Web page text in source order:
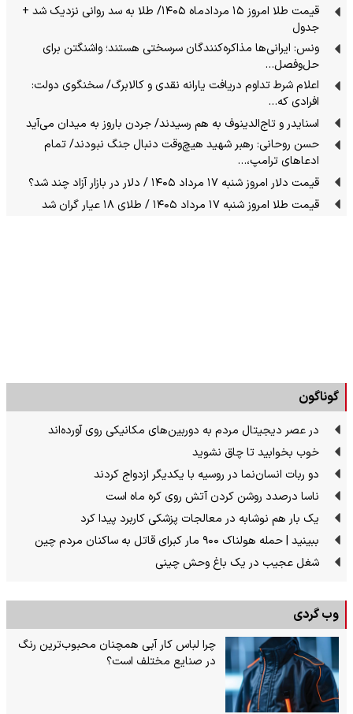
قیمت طلا امروز ۱۵ مردادماه ۱۴۰۵/ طلا به سد روانی نزدیک شد +
جدول
ونس: ایرانی‌ها مذاکره‌کنندگان سرسختی هستند؛ واشنگتن برای
حل‌وفصل…
اعلام شرط تداوم دریافت یارانه نقدی و کالابرگ/ سخنگوی دولت:
افرادی که…
اسنایدر و تاج‌الدینوف به هم رسیدند/ جردن باروز به میدان می‌آید
حسن روحانی: رهبر شهید هیچ‌وقت دنبال جنگ نبودند/ تمام
ادعاهای ترامپ،…
قیمت دلار امروز شنبه ۱۷ مرداد ۱۴۰۵ / دلار در بازار آزاد چند شد؟
قیمت طلا امروز شنبه ۱۷ مرداد ۱۴۰۵ / طلای ۱۸ عیار گران شد
گوناگون
در عصر دیجیتال مردم به دوربین‌های مکانیکی روی آورده‌اند
خوب بخوابید تا چاق نشوید
دو ربات انسان‌نما در روسیه با یکدیگر ازدواج کردند
ناسا درصدد روشن کردن آتش روی کره ماه است
یک بار هم نوشابه در معالجات پزشکی کاربرد پیدا کرد
ببینید | حمله هولناک ۹۰۰ مار کبرای قاتل به ساکنان مردم چین
شغل عجیب در یک باغ وحش چینی
وب گردی
چرا لباس کار آبی همچنان محبوب‌ترین رنگ
در صنایع مختلف است؟